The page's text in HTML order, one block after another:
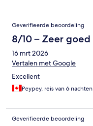
Geverifieerde beoordeling
8/10 – Zeer goed
16 mrt 2026
Vertalen met Google
Excellent
Peypey, reis van 6 nachten
Geverifieerde beoordeling